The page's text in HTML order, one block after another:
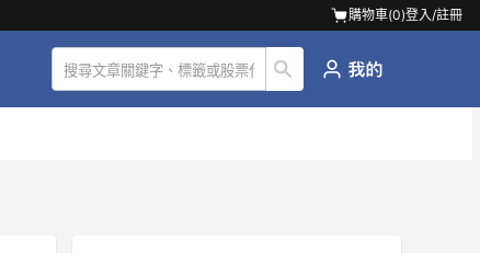
購物車(0)登入/註冊